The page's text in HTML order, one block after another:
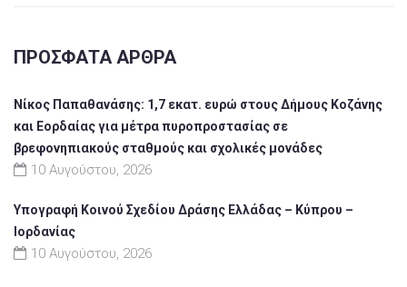
ΠΡΌΣΦΑΤΑ ΆΡΘΡΑ
Νίκος Παπαθανάσης: 1,7 εκατ. ευρώ στους Δήμους Κοζάνης
και Εορδαίας για μέτρα πυροπροστασίας σε
βρεφονηπιακούς σταθμούς και σχολικές μονάδες
10 Αυγούστου, 2026
Υπογραφή Κοινού Σχεδίου Δράσης Ελλάδας – Κύπρου –
Ιορδανίας
10 Αυγούστου, 2026